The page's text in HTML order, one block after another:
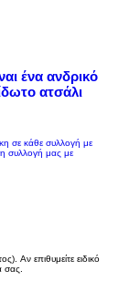
ένα ανδρικό
ατσάλι
σε κάθε συλλογή με
συλλογή μας με
Αν επιθυμείτε ειδικό
σας.